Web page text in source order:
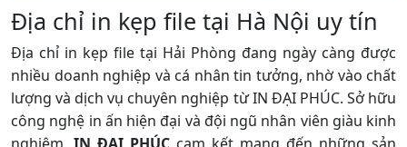
Địa chỉ in kẹp file tại Hà Nội uy tín
Địa chỉ in kẹp file tại Hải Phòng đang ngày càng được
nhiều doanh nghiệp và cá nhân tin tưởng, nhờ vào chất
lượng và dịch vụ chuyên nghiệp từ IN ĐẠI PHÚC. Sở hữu
công nghệ in ấn hiện đại và đội ngũ nhân viên giàu kinh